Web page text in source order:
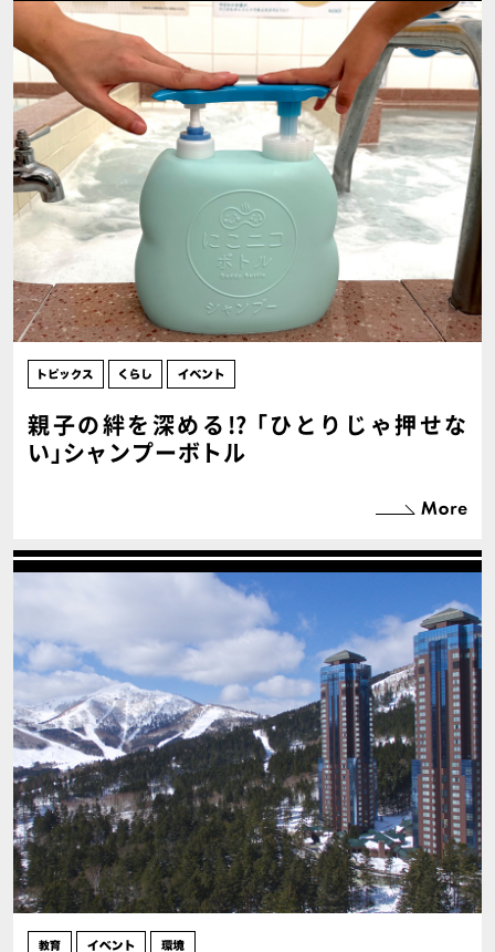
親子の絆を深める!? ｢ひとりじゃ押せな
い｣シャンプーボトル